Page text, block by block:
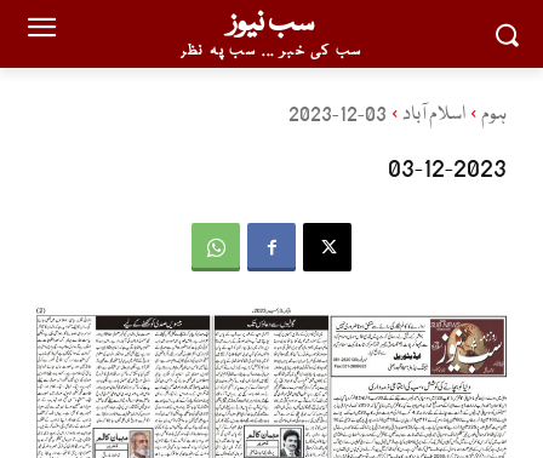
سب نیوز
سب کی خبر ... سب پہ نظر
ہوم اسلام آباد 03-12-2023
03-12-2023